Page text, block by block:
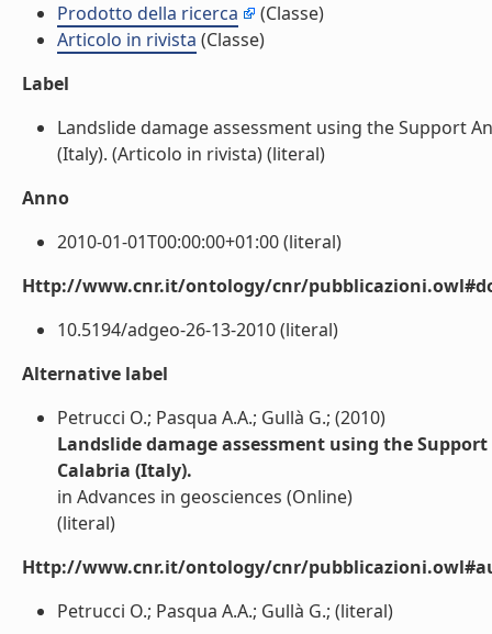
Prodotto della ricerca
(Classe)
Articolo in rivista (Classe)
Label
Landslide damage assessment using the Support
(Italy). (Articolo in rivista) (literal)
Anno
2010-01-01T00:00:00+01:00 (literal)
Http://www.cnr.it/ontology/cnr/
10.5194/adgeo-26-13-2010 (literal)
Alternative label
Petrucci O.; Pasqua A.A.; Gullà G.; (2010)
Landslide damage assessment using the
Calabria (Italy).
in Advances in geosciences (Online)
(literal)
Http://www.cnr.it/ontology/cnr/
Petrucci O.; Pasqua A.A.; Gullà G.; (literal)